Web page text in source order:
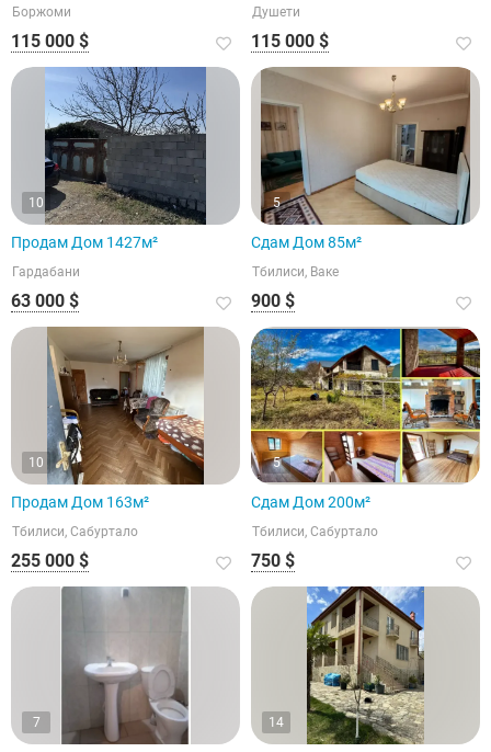
Боржоми
115 000 $
Душети
115 000 $
10
Продам Дом 1427м²
Гардабани
63 000 $
5
Сдам Дом 85м²
Тбилиси, Ваке
900 $
10
Продам Дом 163м²
Тбилиси, Сабуртало
255 000 $
5
Сдам Дом 200м²
Тбилиси, Сабуртало
750 $
7 14